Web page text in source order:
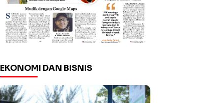
EKONOMI DAN BISNIS